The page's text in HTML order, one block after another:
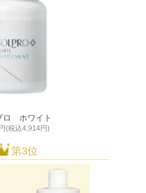
ロ ホワイト
(税込4,914円)
第3位